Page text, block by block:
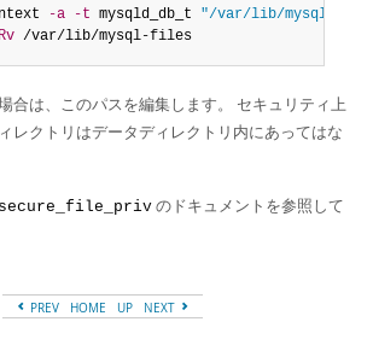
-a -t mysqld_db_t "/var/lib/mysql-
/var/lib/mysql-files
合は、このパスを編集します。 セキュリティ上
レクトリはデータディレクトリ内にあってはな
secure_file_priv のドキュメントを参照して
PREV HOME UP NEXT